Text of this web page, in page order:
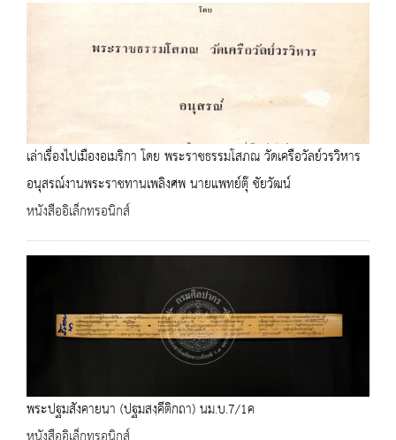
เล่าเรื่องไปเมืองอเมริกา โดย พระราชธรรมโสภณ วัดเครือวัลย์วรวิหาร
อนุสรณ์งานพระราชทานเพลิงศพ นายแพทย์ตุ๊ ชัยวัฒน์
หนังสืออิเล็กทรอนิกส์
พระปฐมสังคายนา (ปฐมสงฺคีติกถา) นม.บ.7/1ค